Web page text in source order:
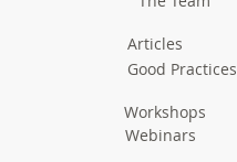
Articles
Good Practices
Workshops
Webinars